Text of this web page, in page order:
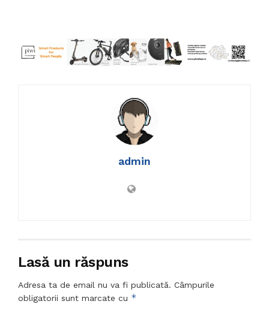
admin
Lasă un răspuns
Adresa ta de email nu va fi publicată. Câmpurile
obligatorii sunt marcate cu *